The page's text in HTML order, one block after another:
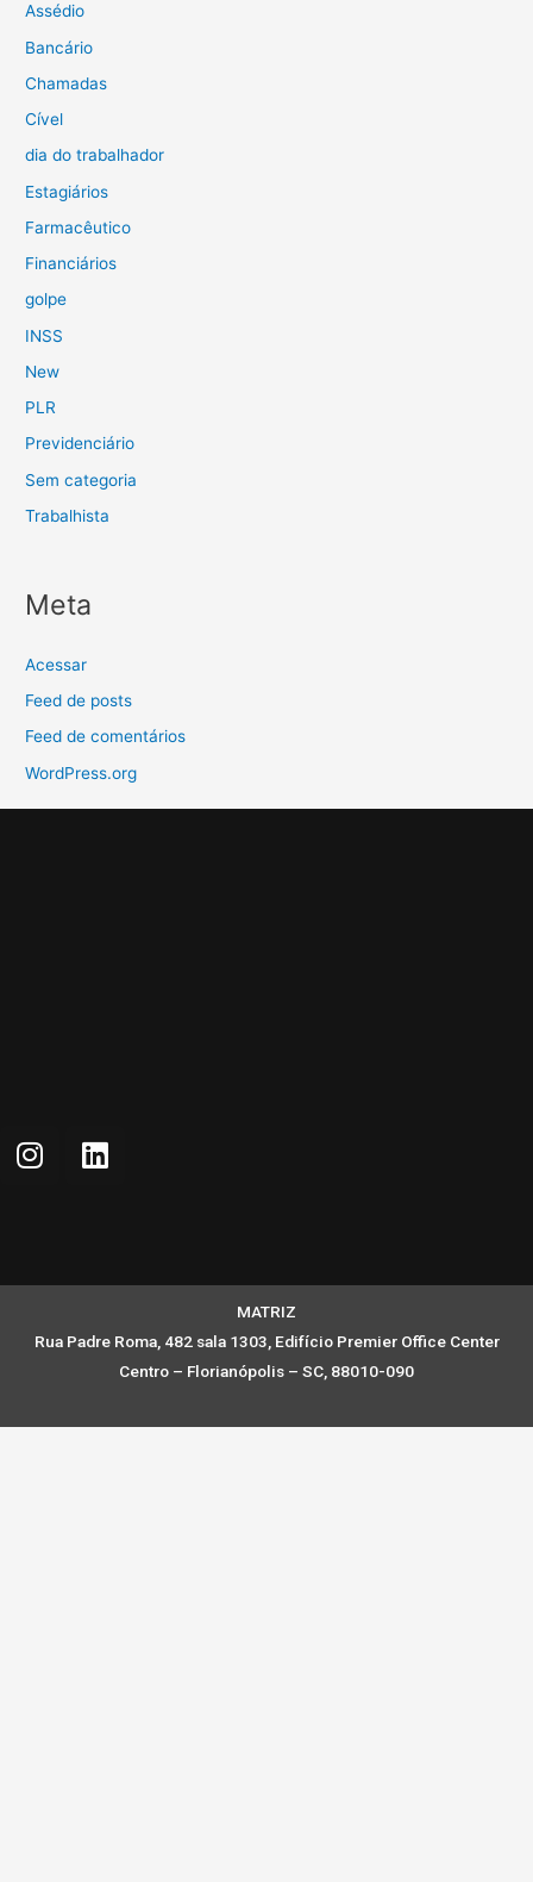
Assédio
Bancário
Chamadas
Cível
dia do trabalhador
Estagiários
Farmacêutico
Financiários
golpe
INSS
New
PLR
Previdenciário
Sem categoria
Trabalhista
Meta
Acessar
Feed de posts
Feed de comentários
WordPress.org
MATRIZ
Rua Padre Roma, 482 sala 1303, Edifício Premier Office Center
Centro – Florianópolis – SC, 88010-090